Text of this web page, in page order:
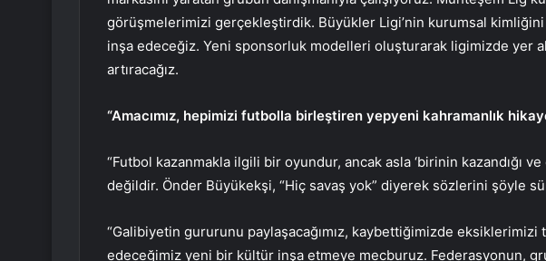
görüşmelerimizi gerçekleştirdik. Büyükler Ligi’nin kurumsal
inşa edeceğiz. Yeni sponsorluk modelleri oluşturarak ligimizde yer
artıracağız.
“Amacımız, hepimizi futbolla birleştiren yepyeni kahramanlık
“Futbol kazanmakla ilgili bir oyundur, ancak asla ‘birinin kazandığı
değildir. Önder Büyükekşi, “Hiç savaş yok” diyerek sözlerini şöyle
“Galibiyetin gururunu paylaşacağımız, kaybettiğimizde eksiklerimizi
edeceğimiz yeni bir kültür inşa etmeye mecburuz. Federasyonun,